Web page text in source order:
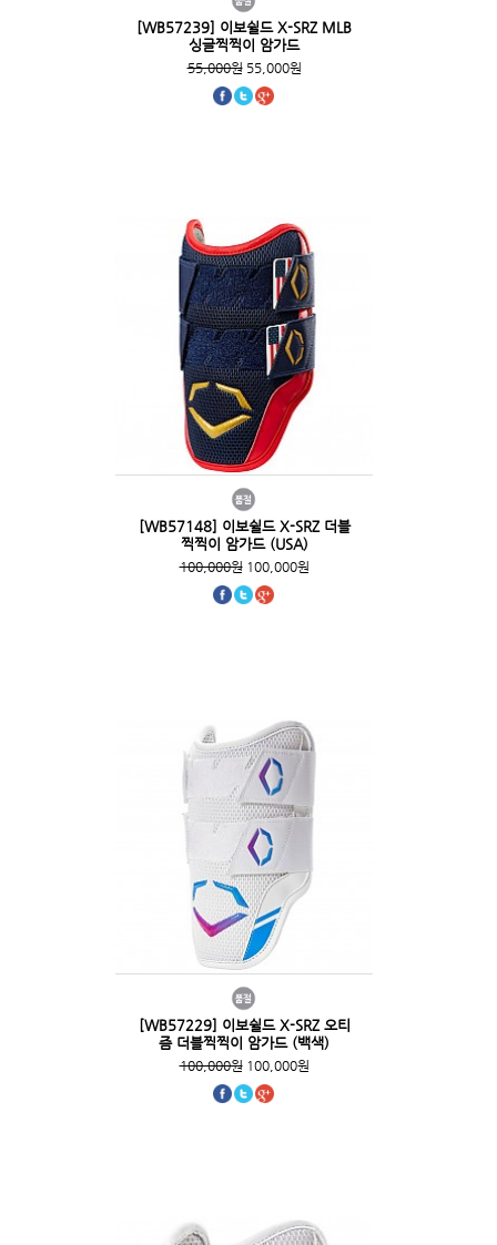
[WB57239] 이보쉴드 X-SRZ MLB
싱글찍찍이 암가드
55,000원55,000원
[WB57148] 이보쉴드 X-SRZ 더블
찍찍이 암가드 (USA)
100,000원100,000원
[WB57229] 이보쉴드 X-SRZ 오티
즘 더블찍찍이 암가드 (백색)
100,000원100,000원